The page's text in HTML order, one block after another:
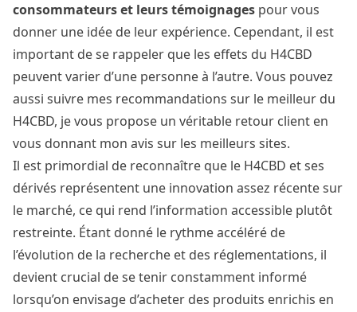
consommateurs et leurs témoignages pour vous
donner une idée de leur expérience. Cependant, il est
important de se rappeler que les effets du H4CBD
peuvent varier d’une personne à l’autre. Vous pouvez
aussi suivre mes recommandations sur le meilleur du
H4CBD, je vous propose un véritable retour client en
vous donnant mon avis sur les meilleurs sites.
Il est primordial de reconnaître que le H4CBD et ses
dérivés représentent une innovation assez récente sur
le marché, ce qui rend l’information accessible plutôt
restreinte. Étant donné le rythme accéléré de
l’évolution de la recherche et des réglementations, il
devient crucial de se tenir constamment informé
lorsqu’on envisage d’acheter des produits enrichis en